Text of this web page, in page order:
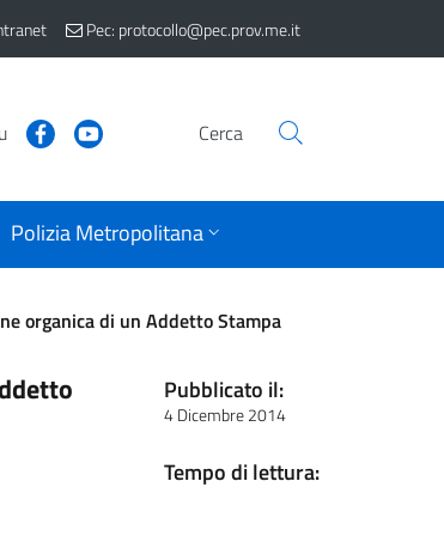
Pec: protocollo@pec.prov.me.it
Cerca
Polizia Metropolitana
organica di un Addetto Stampa
Pubblicato il:
4 Dicembre 2014
Tempo di lettura: